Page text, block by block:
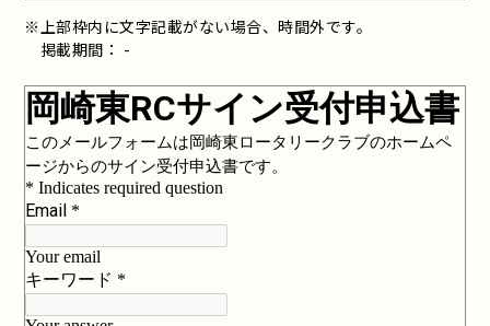
※上部枠内に文字記載がない場合、時間外です。
掲載期間： -